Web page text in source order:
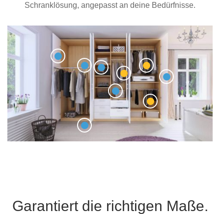
Schranklösung, angepasst an deine Bedürfnisse.
Garantiert die richtigen Maße.